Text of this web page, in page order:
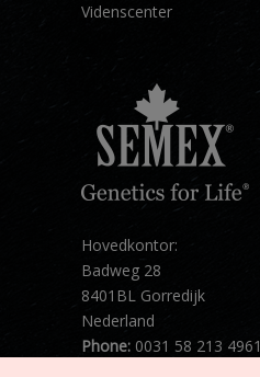
Videnscenter
Hovedkontor:
Badweg 28
8401BL Gorredijk
Nederland
Phone: 0031 58 213 4961